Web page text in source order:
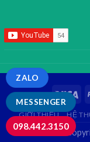
GIỚI THIỆU HỆ
MESSENGER
ZALO
098.442.3150